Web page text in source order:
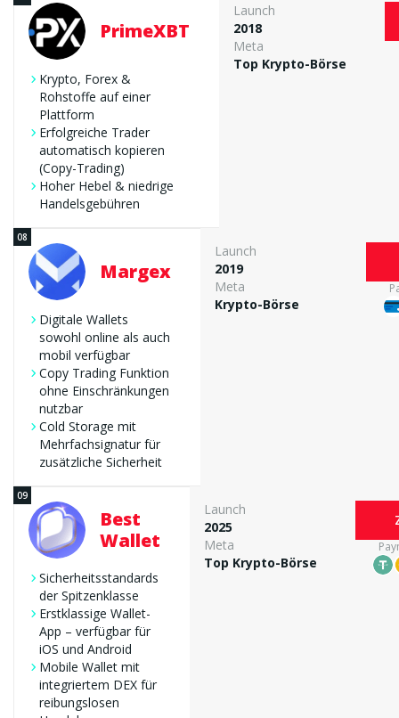
PrimeXBT
Krypto, Forex &
Rohstoffe auf einer
Plattform
Erfolgreiche Trader
automatisch kopieren
(Copy-Trading)
Hoher Hebel & niedrige
Handelsgebühren
Launch
2018
Meta
Top Krypto-Börse
Margex
Digitale Wallets
sowohl online als auch
mobil verfügbar
Copy Trading Funktion
ohne Einschränkungen
nutzbar
Cold Storage mit
Mehrfachsignatur für
zusätzliche Sicherheit
Launch
2019
Meta
Krypto-Börse
Best
Wallet
Sicherheitsstandards
der Spitzenklasse
Erstklassige Wallet-
App – verfügbar für
iOS und Android
Mobile Wallet mit
integriertem DEX für
reibungslosen
Launch
2025
Meta
Top Krypto-Börse